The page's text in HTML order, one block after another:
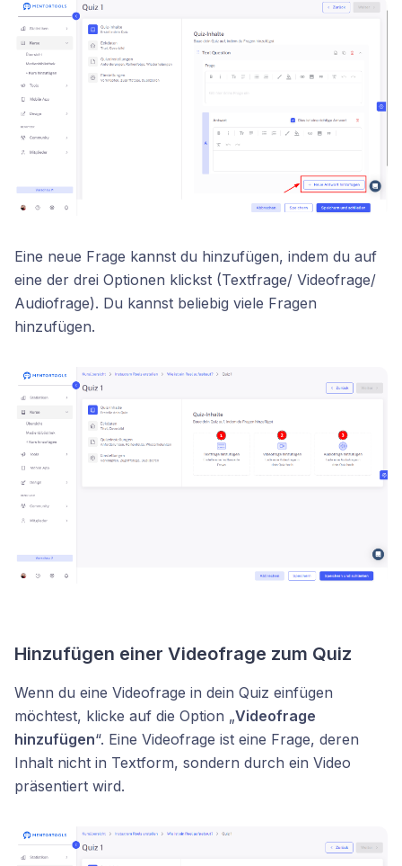
Eine neue Frage kannst du hinzufügen, indem du auf
eine der drei Optionen klickst (Textfrage/ Videofrage/
Audiofrage). Du kannst beliebig viele Fragen
hinzufügen.
Hinzufügen einer Videofrage zum Quiz
Wenn du eine Videofrage in dein Quiz einfügen
möchtest, klicke auf die Option „Videofrage
hinzufügen“. Eine Videofrage ist eine Frage, deren
Inhalt nicht in Textform, sondern durch ein Video
präsentiert wird.